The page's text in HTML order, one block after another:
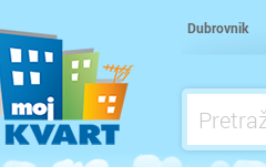
Dubrovnik
Kućna njega
Logoped
Ljekarna, farmacija